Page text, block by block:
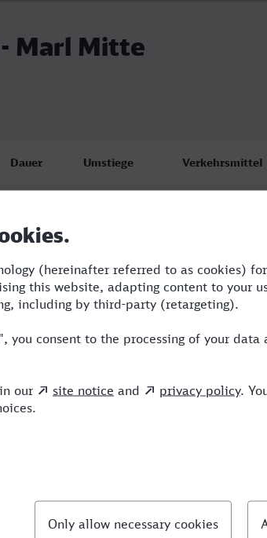
Marl Mitte
Dauer Umstiege Verkehrsmittel
6:55 3 BUS,RE,ICE
4:58